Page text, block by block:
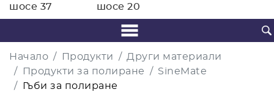
шосе 37
шосе 20
Начало Продукти
Други материали
Продукти за полиране
SineMate
Гъби за полиране